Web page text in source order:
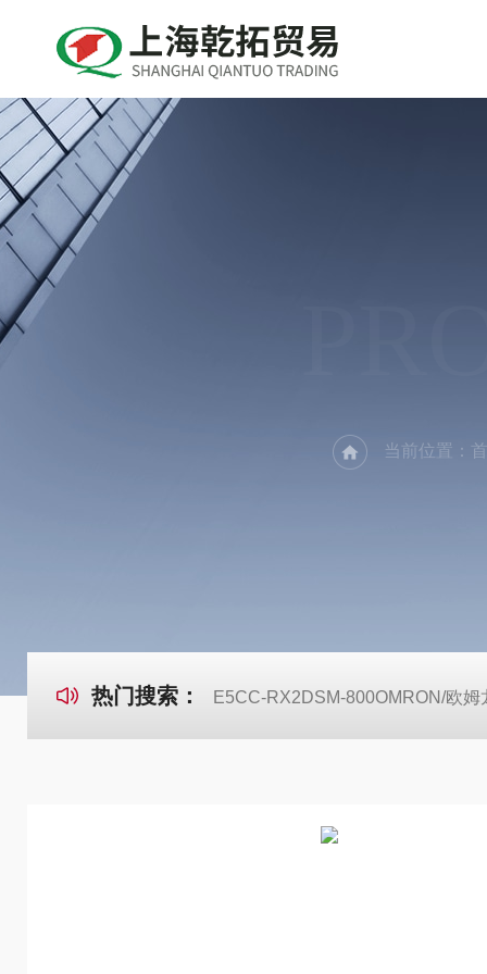
当前位置：
热门搜索： E5CC-RX2DSM-800OMRON/欧